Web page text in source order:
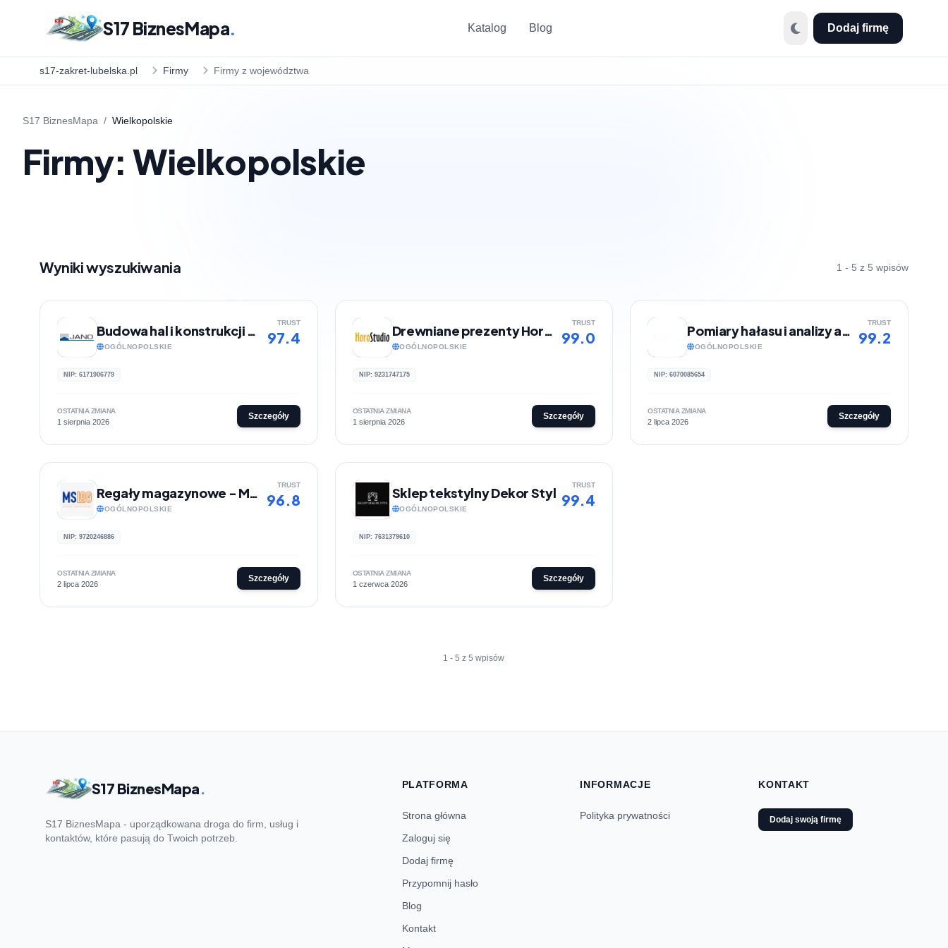
S17 BiznesMapa. Katalog Blog Dodaj firmę
s17-zakret-lubelska.pl Firmy Firmy z województwa
S17 BiznesMapa / Wielkopolskie
Firmy: Wielkopolskie
Wyniki wyszukiwania 1 - 5 z 5 wpisów
Budowa hal i konstrukcji stalowych - JANO
OGÓLNOPOLSKIE
TRUST
97.4
NIP: 6171906779
OSTATNIA ZMIANA
1 sierpnia 2026
Szczegóły
Drewniane prezenty HoroStudio
OGÓLNOPOLSKIE
TRUST
99.0
NIP: 9231747175
OSTATNIA ZMIANA
1 sierpnia 2026
Szczegóły
Pomiary hałasu i analizy akustyczne | Eko-Akustyka
OGÓLNOPOLSKIE
TRUST
99.2
NIP: 6070085654
OSTATNIA ZMIANA
2 lipca 2026
Szczegóły
Regały magazynowe - MS LOG
OGÓLNOPOLSKIE
TRUST
96.8
NIP: 9720246886
OSTATNIA ZMIANA
2 lipca 2026
Szczegóły
Sklep tekstylny Dekor Styl
OGÓLNOPOLSKIE
TRUST
99.4
NIP: 7631379610
OSTATNIA ZMIANA
1 czerwca 2026
Szczegóły
1 - 5 z 5 wpisów
S17 BiznesMapa.
S17 BiznesMapa - uporządkowana droga do firm, usług i
kontaktów, które pasują do Twoich potrzeb.
PLATFORMA
Strona główna
Zaloguj się
Dodaj firmę
Przypomnij hasło
Blog
Kontakt
INFORMACJE
Polityka prywatności
KONTAKT
Dodaj swoją firmę